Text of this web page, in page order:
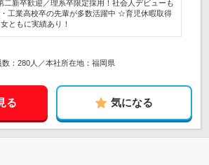
二新卒歓迎／理系卒限定採用！社会人デビューも
工業高校卒の先輩が多数活躍中 ☆育児休暇取得
ともに実績あり！
：280人／本社所在地：福岡県
る 気になる